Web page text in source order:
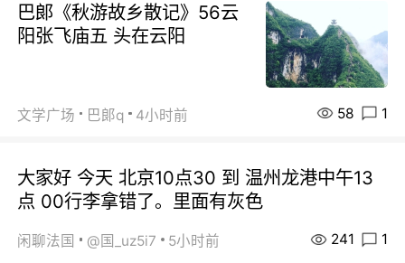
巴郞《秋游故乡散记》56云
阳张飞庙五 头在云阳
文学广场 巴郞q 4小时前 58 1
大家好 今天 北京10点30 到 温州龙港中午13
点 00行李拿错了。里面有灰色
闲聊法国 @国_uz5i7 5小时前 241 1